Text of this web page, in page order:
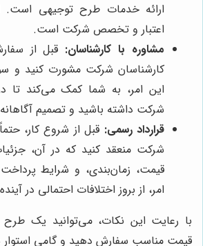
ارائه خدمات طرح توجیهی است.
اعتبار و تخصص شرکت است.
مشاوره با کارشناسان: قبل از
کارشناسان شرکت مشورت کنید و
این امر، به شما کمک می‌کند تا
شرکت داشته باشید و تصمیم
قرارداد رسمی: قبل از شروع کار،
شرکت منعقد کنید که در آن،
قیمت، زمان‌بندی، و شرایط
امر، از بروز اختلافات احتمالی در
با رعایت این نکات، می‌توانید یک
قیمت مناسب سفارش دهید و گامی